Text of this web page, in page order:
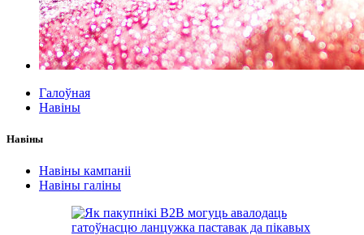
Галоўная
Навіны
Навіны
Навіны кампаніі
Навіны галіны